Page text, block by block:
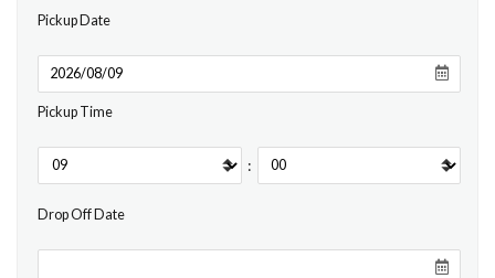
Pickup Date
Pickup Time
:
Drop Off Date